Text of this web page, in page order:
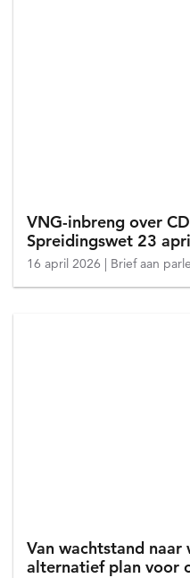
VNG-inbreng over
Spreidingswet 23
16 april 2026 Brief aan
Van wachtstand naar
alternatief plan voor